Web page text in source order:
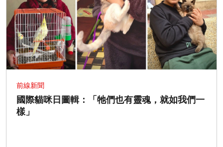
前線新聞
國際貓咪日圖輯：「牠們也有靈魂，就如我們一
樣」